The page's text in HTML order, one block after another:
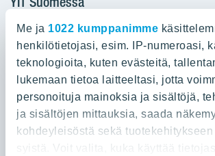
Me ja 1022 kumppanimme
henkilötietojasi, esim. IP-numeroasi,
teknologioita, kuten evästeitä,
lukemaan tietoa laitteeltasi, jotta
personoituja mainoksia ja sisältöjä,
ja sisältöjen mittauksia, saada
kohdeyleisöstä sekä
syistä. Voit valita, kuka käyttää
Töihin meille
Sijoittajat
Projektit
Vastuullisuus
Media
Yhteystiedot
Myytävät asunnot
Vuokrattavat toimitilat
Kiinteistösijoittaminen
Infrarakentaminen
Toimitilarakentaminen
Teollisuusrakentaminen
YIT:n pääkonttori
Panuntie 11, PL 36, 00620 Helsinki
020 433 111